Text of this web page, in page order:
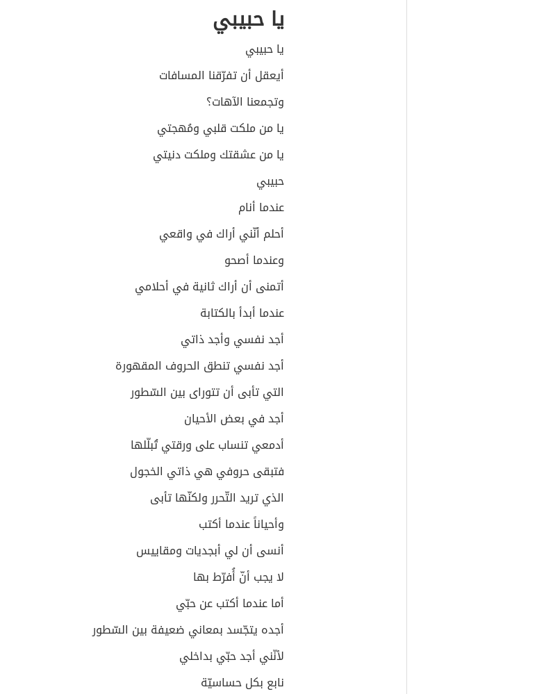
يا حبيبي
يا حبيبي
أيعقل أن تفرّقنا المسافات
وتجمعنا الآهات؟
يا من ملكت قلبي ومُهجتي
يا من عشقتك وملكت دنيتي
حبيبي
عندما أنام
أحلم أنّني أراك في واقعي
وعندما أصحو
أتمنى أن أراك ثانية في أحلامي
عندما أبدأ بالكتابة
أجد نفسي وأجد ذاتي
أجد نفسي تنطق الحروف المقهورة
التي تأبى أن تتوراى بين السّطور
أجد في بعض الأحيان
أدمعي تنساب على ورقتي تُبلّلها
فتبقى حروفي هي ذاتي الخجول
الذي تريد التّحرر ولكنّها تأبى
وأحياناً عندما أكتب
أنسى أن لي أبجديات ومقاييس
لا يجب أنّ أُفرّط بها
أما عندما أكتب عن حبّي
أجده يتجّسد بمعاني ضعيفة بين السّطور
لأنّني أجد حبّي بداخلي
نابع بكل حساسيّة